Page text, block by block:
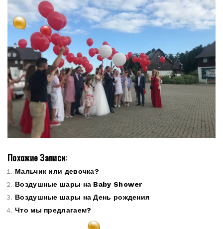
Похожие Записи:
Мальчик или девочка?
Воздушные шары на Baby Shower
Воздушные шары на День рождения
Что мы предлагаем?